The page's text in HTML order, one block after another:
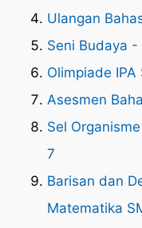
Ulangan
Seni Budaya -
Olimpiade IPA
Asesmen
Sel
7
Barisan dan
Matematika